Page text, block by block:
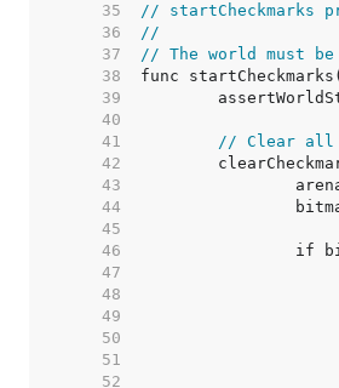
    35
// startCheckmarks
    36
//
    37
// The world must be
    38
    39
    40
    41
// Clear all
    42
    43
    44
    45
    46
    47
    48
    49
    50
    51
    52